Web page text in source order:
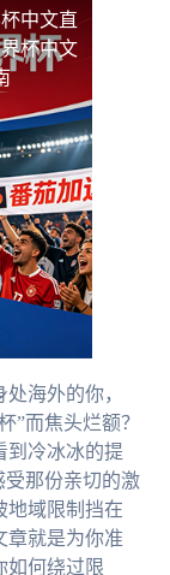
中文直
杯中文
海外的你，
”而焦头烂额？
到冷冰冰的提
受那份亲切的激
地域限制挡在
章就是为你准
如何绕过限